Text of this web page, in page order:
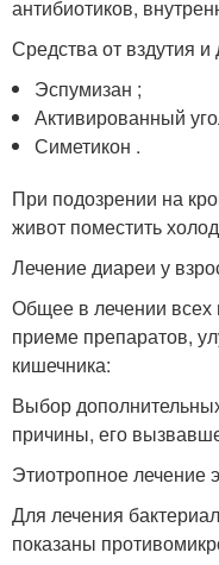
антибиотиков,
Средства от вздутия и
Эспумизан ;
Активированный
Симетикон .
При подозрении на
живот поместить
Лечение диареи у
Общее в лечении всех
приеме препаратов,
кишечника:
Выбор
причины, его
Этиотропное лечение
Для лечения
показаны